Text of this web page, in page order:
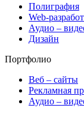
Полиграфия
Web-
Аудио –
Дизайн
Портфолио
Веб – сайты
Рекламная
Аудио –